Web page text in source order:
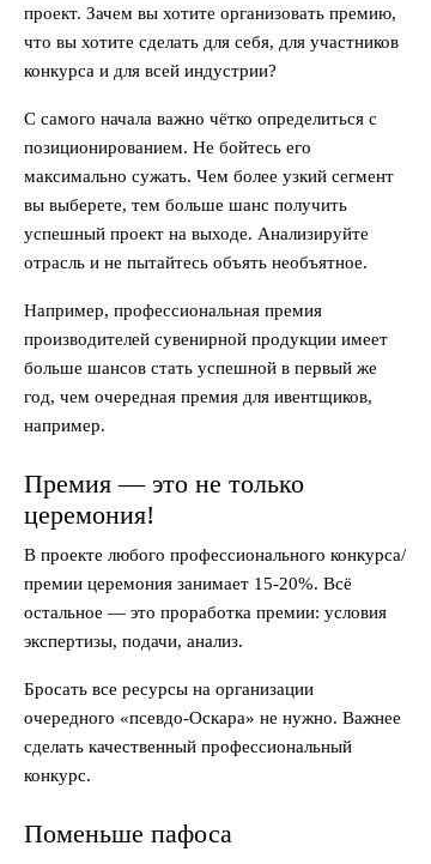
проект. Зачем вы хотите организовать премию,
что вы хотите сделать для себя, для участников
конкурса и для всей индустрии?
С самого начала важно чётко определиться с
позиционированием. Не бойтесь его
максимально сужать. Чем более узкий сегмент
вы выберете, тем больше шанс получить
успешный проект на выходе. Анализируйте
отрасль и не пытайтесь объять необъятное.
Например, профессиональная премия
производителей сувенирной продукции имеет
больше шансов стать успешной в первый же
год, чем очередная премия для ивентщиков,
например.
Премия — это не только
церемония!
В проекте любого профессионального конкурса/
премии церемония занимает 15-20%. Всё
остальное — это проработка премии: условия
экспертизы, подачи, анализ.
Бросать все ресурсы на организации
очередного «псевдо-Оскара» не нужно. Важнее
сделать качественный профессиональный
конкурс.
Поменьше пафоса